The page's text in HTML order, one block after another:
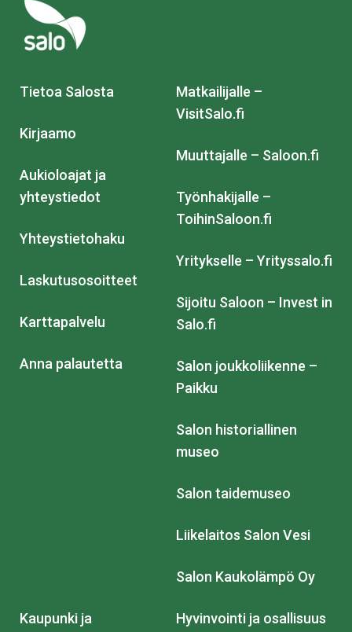
Tietoa Salosta
Kirjaamo
Aukioloajat ja
yhteystiedot
Yhteystietohaku
Laskutusosoitteet
Karttapalvelu
Anna palautetta
Matkailijalle –
VisitSalo.fi
Muuttajalle – Saloon.fi
Työnhakijalle –
ToihinSaloon.fi
Yritykselle – Yrityssalo.fi
Sijoitu Saloon – Invest in
Salo.fi
Salon joukkoliikenne –
Paikku
Salon historiallinen
museo
Salon taidemuseo
Liikelaitos Salon Vesi
Salon Kaukolämpö Oy
Kaupunki ja
Hyvinvointi ja osallisuus